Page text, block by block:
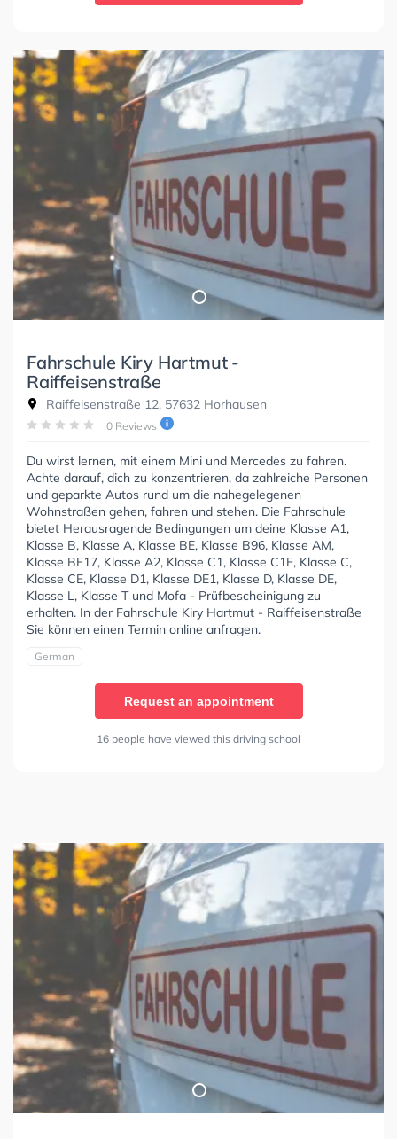
Fahrschule Kiry Hartmut -
Raiffeisenstraße
Raiffeisenstraße 12, 57632 Horhausen
0 Reviews
Du wirst lernen, mit einem Mini und Mercedes zu fahren.
Achte darauf, dich zu konzentrieren, da zahlreiche Personen
und geparkte Autos rund um die nahegelegenen
Wohnstraßen gehen, fahren und stehen. Die Fahrschule
bietet Herausragende Bedingungen um deine Klasse A1,
Klasse B, Klasse A, Klasse BE, Klasse B96, Klasse AM,
Klasse BF17, Klasse A2, Klasse C1, Klasse C1E, Klasse C,
Klasse CE, Klasse D1, Klasse DE1, Klasse D, Klasse DE,
Klasse L, Klasse T und Mofa - Prüfbescheinigung zu
erhalten. In der Fahrschule Kiry Hartmut - Raiffeisenstraße
Sie können einen Termin online anfragen.
German
Request an appointment
16 people have viewed this driving school